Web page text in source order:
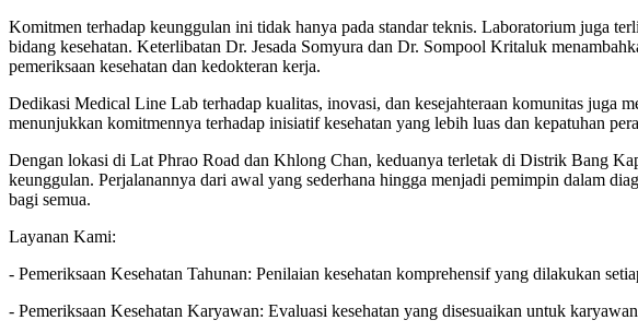
Komitmen terhadap keunggulan ini tidak hanya pada standar teknis. Laboratorium juga
bidang kesehatan. Keterlibatan Dr. Jesada Somyura dan Dr. Sompool Kritaluk
pemeriksaan kesehatan dan kedokteran kerja.
Dedikasi Medical Line Lab terhadap kualitas, inovasi, dan kesejahteraan komunitas juga
menunjukkan komitmennya terhadap inisiatif kesehatan yang lebih luas dan kepatuhan
Dengan lokasi di Lat Phrao Road dan Khlong Chan, keduanya terletak di Distrik Bang
keunggulan. Perjalanannya dari awal yang sederhana hingga menjadi pemimpin dalam
bagi semua.
Layanan Kami:
- Pemeriksaan Kesehatan Tahunan: Penilaian kesehatan komprehensif yang dilakukan
- Pemeriksaan Kesehatan Karyawan: Evaluasi kesehatan yang disesuaikan untuk